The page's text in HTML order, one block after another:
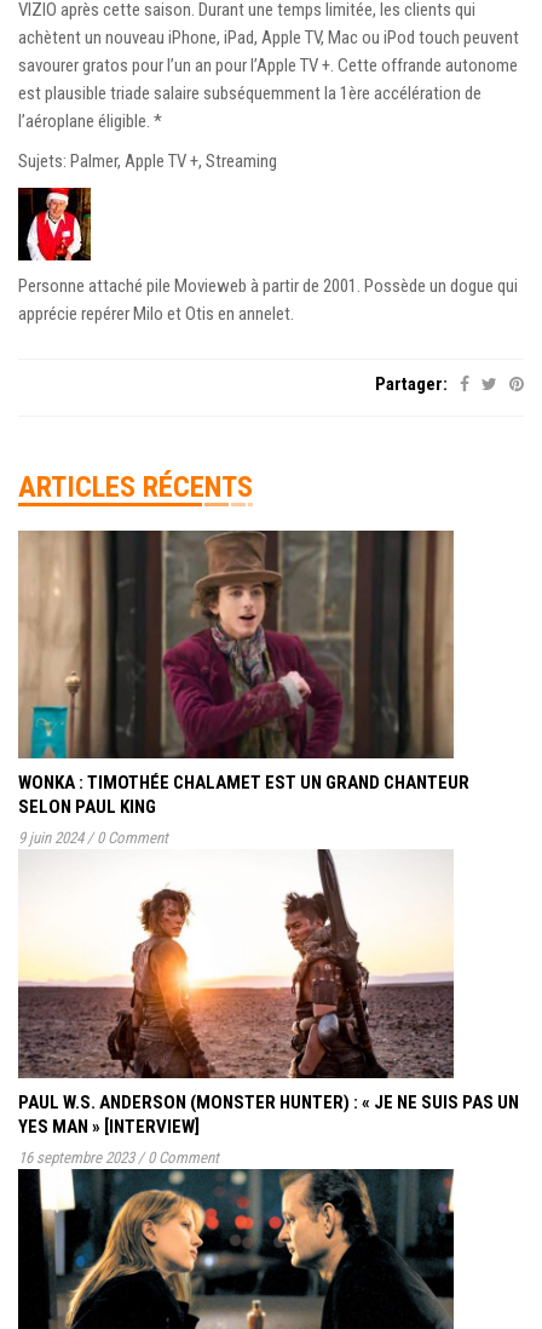
VIZIO après cette saison. Durant une temps limitée, les clients qui
achètent un nouveau iPhone, iPad, Apple TV, Mac ou iPod touch peuvent
savourer gratos pour l’un an pour l’Apple TV +. Cette offrande autonome
est plausible triade salaire subséquemment la 1ère accélération de
l’aéroplane éligible. *
Sujets: Palmer, Apple TV +, Streaming
Personne attaché pile Movieweb à partir de 2001. Possède un dogue qui
apprécie repérer Milo et Otis en annelet.
Partager:
ARTICLES RÉCENTS
WONKA : TIMOTHÉE CHALAMET EST UN GRAND CHANTEUR
SELON PAUL KING
9 juin 2024 / 0 Comment
PAUL W.S. ANDERSON (MONSTER HUNTER) : « JE NE SUIS PAS UN
YES MAN » [INTERVIEW]
16 septembre 2023 / 0 Comment